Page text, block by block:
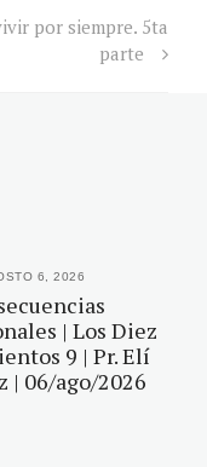
por siempre. 5ta
parte
6, 2026
| Los Diez
9 | Pr. Elí
| 06/ago/2026